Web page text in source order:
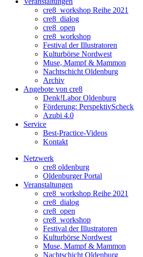
cre8_workshop Reihe 2021
cre8_dialog
cre8_open
cre8_workshop
Festival der Illustratoren
Kulturbörse Nordwest
Muse, Mampf & Mammon
Nachtschicht Oldenburg
Archiv
Angebote von cre8
Denk!Labor Oldenburg
Förderung: PerspektivScheck
Azubi 4.0
Service
Best-Practice-Videos
Kontakt
Netzwerk
cre8 oldenburg
Oldenburger Portal
Veranstaltungen
cre8_workshop Reihe 2021
cre8_dialog
cre8_open
cre8_workshop
Festival der Illustratoren
Kulturbörse Nordwest
Muse, Mampf & Mammon
Nachtschicht Oldenburg